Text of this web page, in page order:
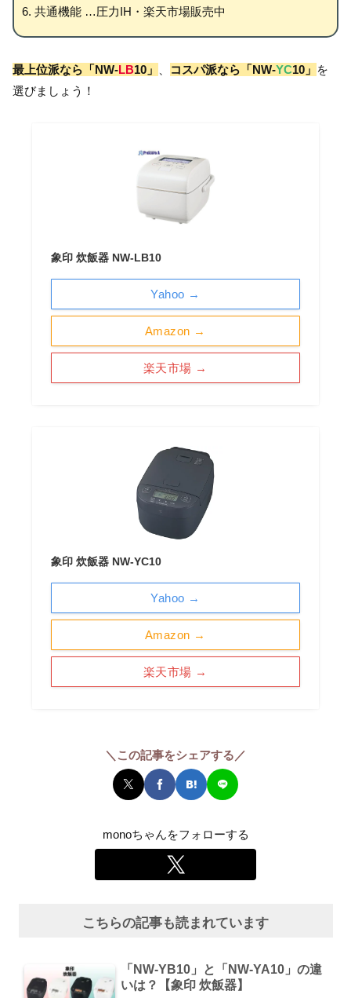
共通機能 …圧力IH・楽天市場販売中
最上位派なら「NW-LB10」 コスパ派なら「NW-YC10」 を
選びましょう！
象印 炊飯器 NW-LB10
Amazon →
楽天市場 →
Yahoo →
象印 炊飯器 NW-YC10
Amazon →
楽天市場 →
Yahoo →
＼この記事をシェアする／
monoちゃんをフォローする
こちらの記事も読まれています
「NW-YB10」と「NW-YA10」の違
いは？【象印 炊飯器】